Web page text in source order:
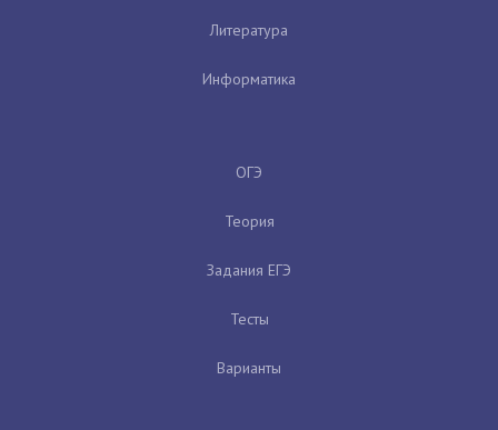
Литература
Информатика
ОГЭ
Теория
Задания ЕГЭ
Тесты
Варианты